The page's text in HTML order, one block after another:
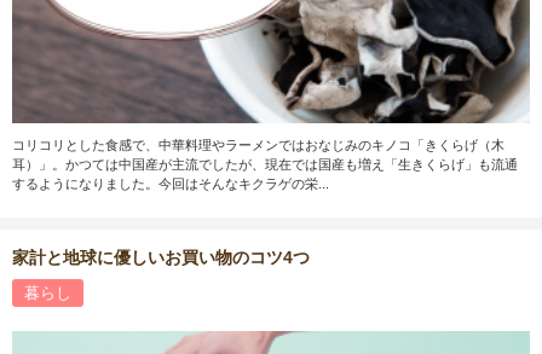
コリコリとした食感で、中華料理やラーメンではおなじみのキノコ「きくらげ（木
耳）」。かつては中国産が主流でしたが、現在では国産も増え「生きくらげ」も流通
するようになりました。今回はそんなキクラゲの栄...
家計と地球に優しいお買い物のコツ4つ
暮らし